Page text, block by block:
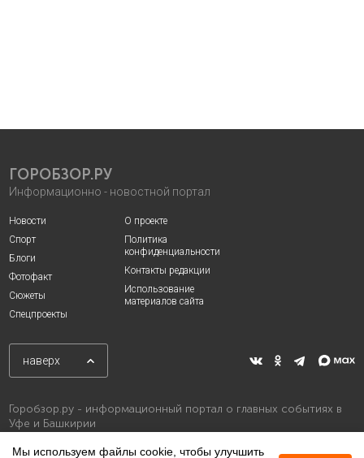
ГОРОБЗОР.РУ
Информационно - новостной портал
Новости
Спорт
Блоги
Фотофакт
Сюжеты
Спецпроекты
О проекте
Политика
конфиденциальности
Контакты редакции
Использование
материалов сайта
наверх
Горобзор.ру - информационный портал о главных событиях в
Уфе и Башкирии
Мы используем файлы cookie, чтобы улучшить